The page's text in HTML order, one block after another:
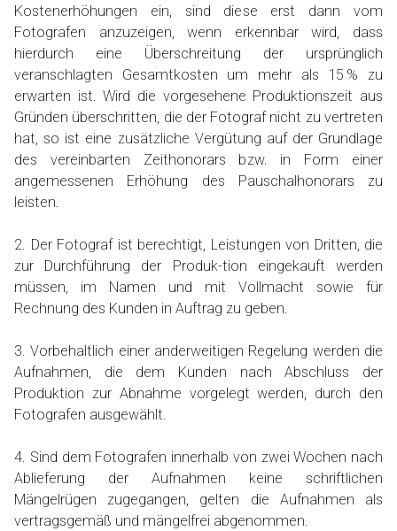
Kostenerhöhungen ein, sind diese erst dann vom
Fotografen anzuzeigen, wenn erkennbar wird, dass
hierdurch eine Überschreitung der ursprünglich
veranschlagten Gesamtkosten um mehr als 15 % zu
erwarten ist. Wird die vorgesehene Produktionszeit aus
Gründen überschritten, die der Fotograf nicht zu vertreten
hat, so ist eine zusätzliche Vergütung auf der Grundlage
des vereinbarten Zeithonorars bzw. in Form einer
angemessenen Erhöhung des Pauschalhonorars zu
leisten.
2. Der Fotograf ist berechtigt, Leistungen von Dritten, die
zur Durchführung der Produk-tion eingekauft werden
müssen, im Namen und mit Vollmacht sowie für
Rechnung des Kunden in Auftrag zu geben.
3. Vorbehaltlich einer anderweitigen Regelung werden die
Aufnahmen, die dem Kunden nach Abschluss der
Produktion zur Abnahme vorgelegt werden, durch den
Fotografen ausgewählt.
4. Sind dem Fotografen innerhalb von zwei Wochen nach
Ablieferung der Aufnahmen keine schriftlichen
Mängelrügen zugegangen, gelten die Aufnahmen als
vertragsgemäß und mängelfrei abgenommen.